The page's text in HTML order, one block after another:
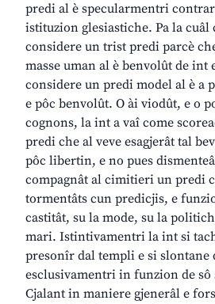
predi al è specularmentri
istituzion glesiastiche. Pa la cuâl
considere un trist predi parcè
masse uman al è benvolût de int
considere un predi model al è a
e pôc benvolût. O ài viodût, e o
cognons, la int a vaî come
predi che al veve esagjerât tal
pôc libertin, e no pues
compagnât al cimitieri un predi
tormentâts cun predicjis, e
castitât, su la mode, su la
mari. Istintivamentri la int si
presonîr dal templi e si slontane
esclusivamentri in funzion de sô
Cjalant in maniere gjenerâl e